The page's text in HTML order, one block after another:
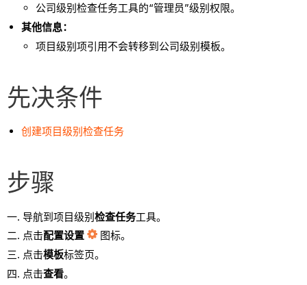
公司级别检查任务工具的“管理员”级别权限。
其他信息：
项目级别项引用不会转移到公司级别模板。
先决条件
创建项目级别检查任务
步骤
导航到项目级别检查任务工具。
点击配置设置
图标。
点击模板标签页。
点击查看。